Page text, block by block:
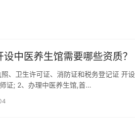
中医养生馆需要哪些资质？
、卫生许可证、消防证和税务登记证 开
证; 2、办理中医养生馆,首…